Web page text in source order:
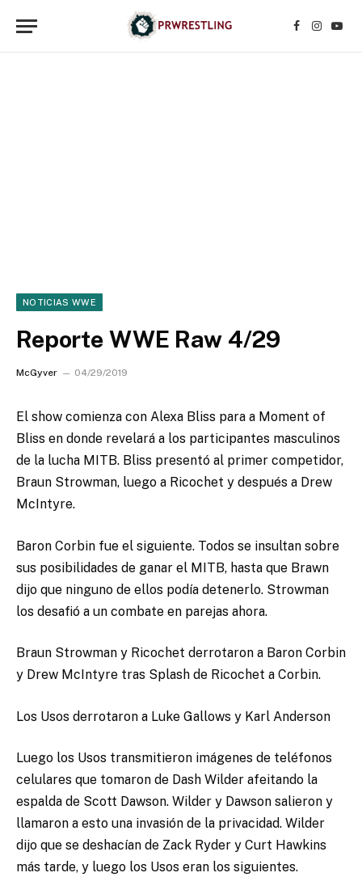
Facebook
NOTICIAS WWE
Reporte WWE Raw 4/29
McGyver 04/29/2019
El show comienza con Alexa Bliss para a Moment of
Bliss en donde revelará a los participantes masculinos
de la lucha MITB. Bliss presentó al primer competidor,
Braun Strowman, luego a Ricochet y después a Drew
McIntyre.
Baron Corbin fue el siguiente. Todos se insultan sobre
sus posibilidades de ganar el MITB, hasta que Brawn
dijo que ninguno de ellos podía detenerlo. Strowman
los desafió a un combate en parejas ahora.
Braun Strowman y Ricochet derrotaron a Baron Corbin
y Drew McIntyre tras Splash de Ricochet a Corbin.
Los Usos derrotaron a Luke Gallows y Karl Anderson
Luego los Usos transmitieron imágenes de teléfonos
celulares que tomaron de Dash Wilder afeitando la
espalda de Scott Dawson. Wilder y Dawson salieron y
llamaron a esto una invasión de la privacidad. Wilder
dijo que se deshacían de Zack Ryder y Curt Hawkins
más tarde, y luego los Usos eran los siguientes.